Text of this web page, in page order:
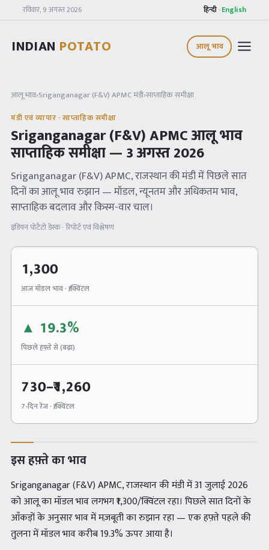
रविवार, 9 अगस्त 2026 हिन्दी · English
INDIAN POTATO आलू भाव
आलू भाव›Sriganganagar (F&V) APMCमंडी›साप्ताहिक समीक्षा
मंडी एवं व्यापार · साप्ताहिक समीक्षा
Sriganganagar (F&V) APMCआलू भाव
साप्ताहिक समीक्षा — 3 अगस्त 2026
Sriganganagar (F&V) APMC, राजस्थानकी मंडी में पिछले सात
दिनों का आलू भाव रुझान — मॉडल, न्यूनतम और अधिकतम भाव,
साप्ताहिक बदलाव और किस्म-वार चाल।
इंडियन पोटैटो डेस्क · रिपोर्ट एवं विश्लेषण
1,300
आज मॉडल भाव · ₹/क्विंटल
▲ 19.3%
पिछले हफ़्ते से (बढ़ा)
730–₹1,260
7-दिन रेंज · ₹/क्विंटल
इस हफ़्ते का भाव
Sriganganagar (F&V) APMC, राजस्थान की मंडी में 31 जुलाई 2026
को आलू का मॉडल भाव लगभग ₹1,300/क्विंटल रहा। पिछले सात दिनों के
आँकड़ों के अनुसार भाव में मज़बूती का रुझान रहा — एक हफ़्ते पहले की
तुलना में मॉडल भाव करीब 19.3% ऊपर आया है।